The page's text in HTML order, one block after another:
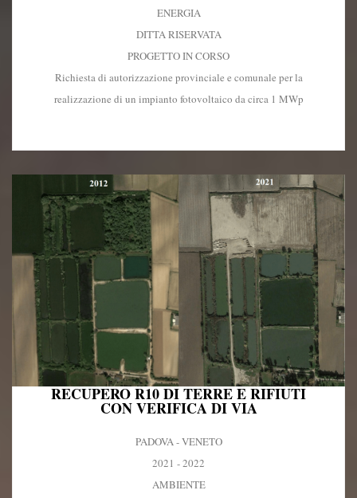
ENERGIA
DITTA RISERVATA
PROGETTO IN CORSO
Richiesta di autorizzazione provinciale e comunale per la
realizzazione di un impianto fotovoltaico da circa 1 MWp
RECUPERO R10 DI TERRE E RIFIUTI
CON VERIFICA DI VIA
PADOVA - VENETO
2021 - 2022
AMBIENTE